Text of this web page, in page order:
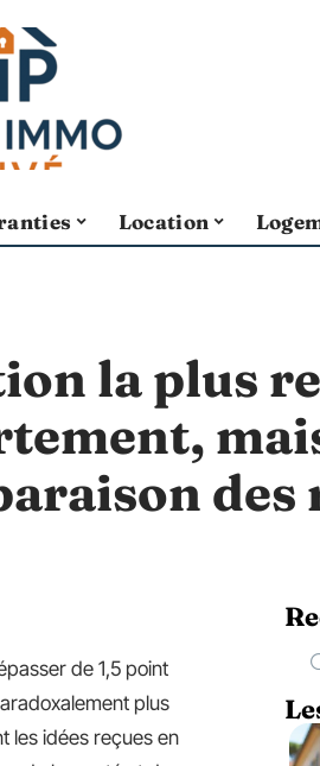
Location
la plus
des
de 1,5 point
plus
les idées reçues en